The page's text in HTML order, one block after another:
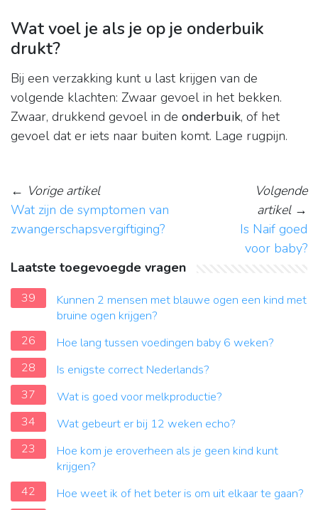
Wat voel je als je op je onderbuik
drukt?
Bij een verzakking kunt u last krijgen van de
volgende klachten: Zwaar gevoel in het bekken.
Zwaar, drukkend gevoel in de onderbuik, of het
gevoel dat er iets naar buiten komt. Lage rugpijn.
← Vorige artikel
Wat zijn de symptomen van
zwangerschapsvergiftiging?
Volgende
artikel→
Is Naif goed
voor baby?
Laatste toegevoegde vragen
39
Kunnen 2 mensen met blauwe ogen een kind met
bruine ogen krijgen?
26
Hoe lang tussen voedingen baby 6 weken?
28
Is enigste correct Nederlands?
37
Wat is goed voor melkproductie?
34
Wat gebeurt er bij 12 weken echo?
23
Hoe kom je eroverheen als je geen kind kunt
krijgen?
42
Hoe weet ik of het beter is om uit elkaar te gaan?